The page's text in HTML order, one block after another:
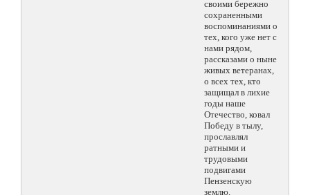
своими бережно
сохраненными
воспоминаниями о
тех, кого уже нет с
нами рядом,
рассказами о ныне
живых ветеранах,
о всех тех, кто
защищал в лихие
годы наше
Отечество, ковал
Победу в тылу,
прославлял
ратными и
трудовыми
подвигами
Пензенскую
землю.